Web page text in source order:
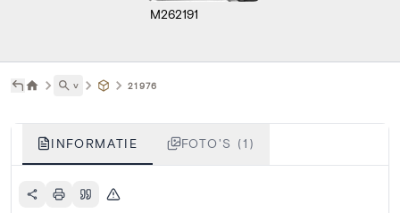
M262191
˅ 21976
INFORMATIE FOTO'S (1)